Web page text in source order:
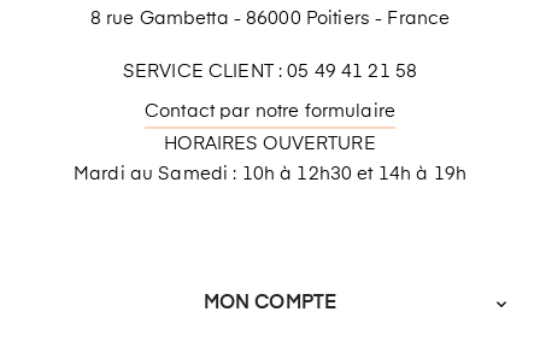
8 rue Gambetta - 86000 Poitiers - France
SERVICE CLIENT : 05 49 41 21 58
Contact par notre formulaire
HORAIRES OUVERTURE
Mardi au Samedi : 10h à 12h30 et 14h à 19h
MON COMPTE 